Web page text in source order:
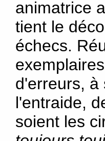
animatrice
tient le
échecs.
d'erreurs, à
l'entraide,
soient les